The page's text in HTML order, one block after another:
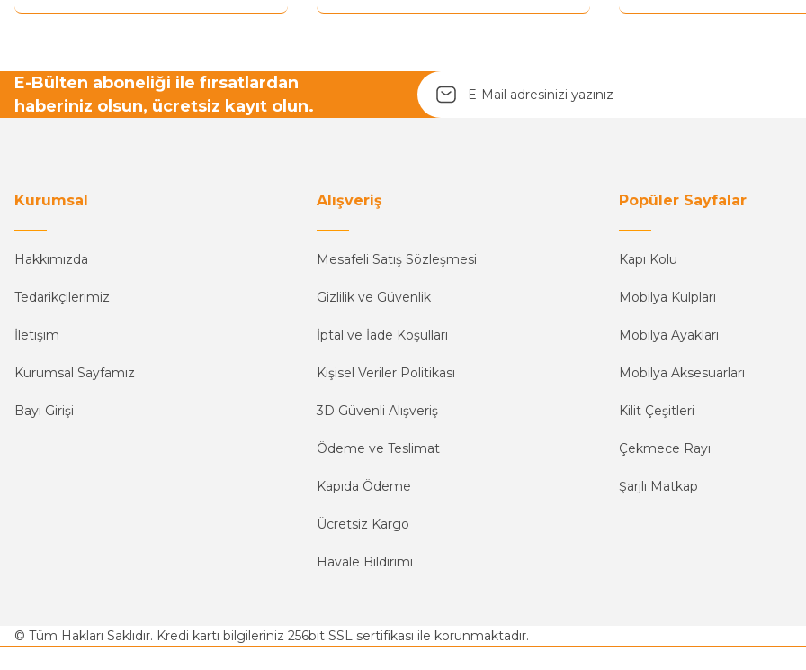
E-Bülten aboneliği ile fırsatlardan
haberiniz olsun, ücretsiz kayıt olun.
Kurumsal
Hakkımızda
Tedarikçilerimiz
İletişim
Kurumsal Sayfamız
Bayi Girişi
Alışveriş
Mesafeli Satış Sözleşmesi
Gizlilik ve Güvenlik
İptal ve İade Koşulları
Kişisel Veriler Politikası
3D Güvenli Alışveriş
Ödeme ve Teslimat
Kapıda Ödeme
Ücretsiz Kargo
Havale Bildirimi
Popüler Sayfalar
Kapı Kolu
Mobilya Kulpları
Mobilya Ayakları
Mobilya Aksesuarları
Kilit Çeşitleri
Çekmece Rayı
Şarjlı Matkap
© Tüm Hakları Saklıdır. Kredi kartı bilgileriniz 256bit SSL sertifikası ile korunmaktadır.